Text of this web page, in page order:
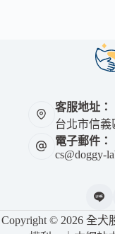
客服地址：
台北市信義
電子郵件：
cs@doggy-
Copyright © 2026 全犬